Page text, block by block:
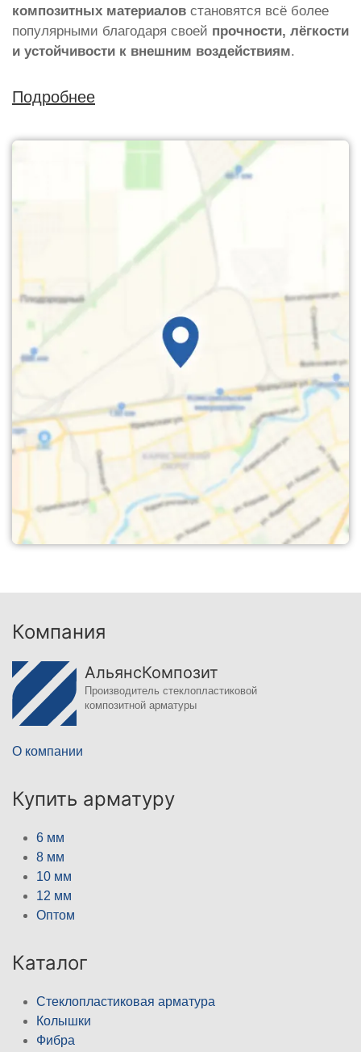
композитных материалов становятся всё более
популярными благодаря своей прочности, лёгкости
и устойчивости к внешним воздействиям.
Подробнее
Компания
АльянсКомпозит
Производитель стеклопластиковой
композитной арматуры
О компании
Купить арматуру
6 мм
8 мм
10 мм
12 мм
Оптом
Каталог
Стеклопластиковая арматура
Колышки
Фибра